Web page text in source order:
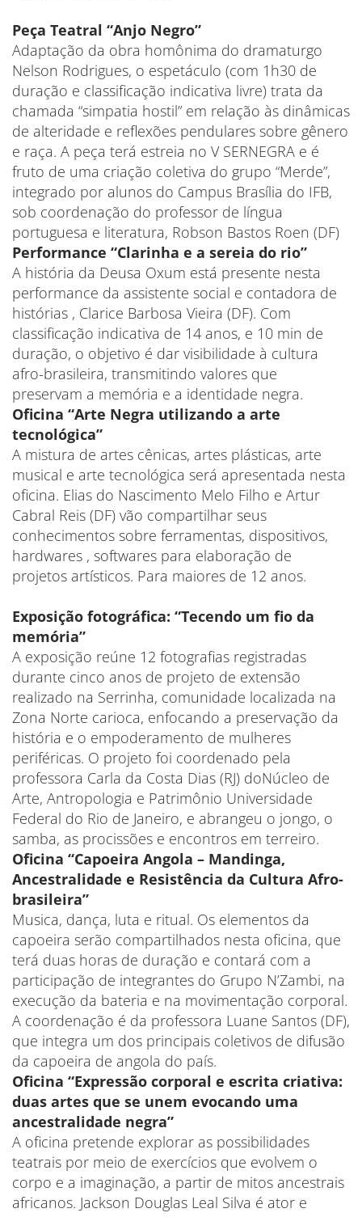
Peça Teatral “Anjo Negro”
Adaptação da obra homônima do dramaturgo
Nelson Rodrigues, o espetáculo (com 1h30 de
duração e classificação indicativa livre) trata da
chamada “simpatia hostil” em relação às dinâmicas
de alteridade e reflexões pendulares sobre gênero
e raça. A peça terá estreia no V SERNEGRA e é
fruto de uma criação coletiva do grupo “Merde”,
integrado por alunos do Campus Brasília do IFB,
sob coordenação do professor de língua
portuguesa e literatura, Robson Bastos Roen (DF)
Performance “Clarinha e a sereia do rio”
A história da Deusa Oxum está presente nesta
performance da assistente social e contadora de
histórias , Clarice Barbosa Vieira (DF). Com
classificação indicativa de 14 anos, e 10 min de
duração, o objetivo é dar visibilidade à cultura
afro-brasileira, transmitindo valores que
preservam a memória e a identidade negra.
Oficina “Arte Negra utilizando a arte
tecnológica”
A mistura de artes cênicas, artes plásticas, arte
musical e arte tecnológica será apresentada nesta
oficina. Elias do Nascimento Melo Filho e Artur
Cabral Reis (DF) vão compartilhar seus
conhecimentos sobre ferramentas, dispositivos,
hardwares , softwares para elaboração de
projetos artísticos. Para maiores de 12 anos.
Exposição fotográfica: “Tecendo um fio da
memória”
A exposição reúne 12 fotografias registradas
durante cinco anos de projeto de extensão
realizado na Serrinha, comunidade localizada na
Zona Norte carioca, enfocando a preservação da
história e o empoderamento de mulheres
periféricas. O projeto foi coordenado pela
professora Carla da Costa Dias (RJ) doNúcleo de
Arte, Antropologia e Patrimônio Universidade
Federal do Rio de Janeiro, e abrangeu o jongo, o
samba, as procissões e encontros em terreiro.
Oficina “Capoeira Angola – Mandinga,
Ancestralidade e Resistência da Cultura Afro-
brasileira”
Musica, dança, luta e ritual. Os elementos da
capoeira serão compartilhados nesta oficina, que
terá duas horas de duração e contará com a
participação de integrantes do Grupo N’Zambi, na
execução da bateria e na movimentação corporal.
A coordenação é da professora Luane Santos (DF),
que integra um dos principais coletivos de difusão
da capoeira de angola do país.
Oficina “Expressão corporal e escrita criativa:
duas artes que se unem evocando uma
ancestralidade negra”
A oficina pretende explorar as possibilidades
teatrais por meio de exercícios que evolvem o
corpo e a imaginação, a partir de mitos ancestrais
africanos. Jackson Douglas Leal Silva é ator e